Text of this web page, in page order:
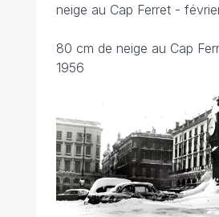
neige au Cap Ferret -
80 cm de neige au Cap
1956